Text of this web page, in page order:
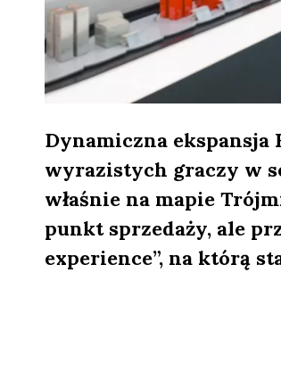
Dynamiczna ekspansja
wyrazistych graczy w
właśnie na mapie
punkt sprzedaży, ale
experience”, na którą